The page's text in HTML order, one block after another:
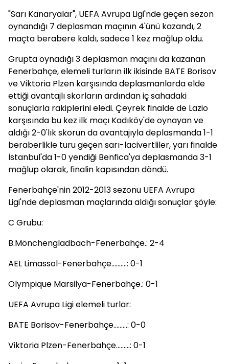
"Sarı Kanaryalar", UEFA Avrupa Ligi'nde geçen sezon
oynandığı 7 deplasman maçının 4'ünü kazandı, 2
maçta berabere kaldı, sadece 1 kez mağlup oldu.
Grupta oynadığı 3 deplasman maçını da kazanan
Fenerbahçe, elemeli turların ilk ikisinde BATE Borisov
ve Viktoria Plzen karşısında deplasmanlarda elde
ettiği avantajlı skorların ardından iç sahadaki
sonuçlarla rakiplerini eledi. Çeyrek finalde de Lazio
karşısında bu kez ilk maçı Kadıköy'de oynayan ve
aldığı 2-0'lık skorun da avantajıyla deplasmanda 1-1
beraberlikle turu geçen sarı-lacivertliler, yarı finalde
İstanbul'da 1-0 yendiği Benfica'ya deplasmanda 3-1
mağlup olarak, finalin kapısından döndü.
Fenerbahçe'nin 2012-2013 sezonu UEFA Avrupa
Ligi'nde deplasman maçlarında aldığı sonuçlar şöyle:
C Grubu:
B.Mönchengladbach-Fenerbahçe.: 2-4
AEL Limassol-Fenerbahçe..........: 0-1
Olympique Marsilya-Fenerbahçe.: 0-1
UEFA Avrupa Ligi elemeli turlar:
BATE Borisov-Fenerbahçe.........: 0-0
Viktoria Plzen-Fenerbahçe.........: 0-1